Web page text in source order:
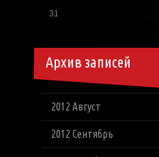
31
Архив записей
2012 Август
2012 Сентябрь